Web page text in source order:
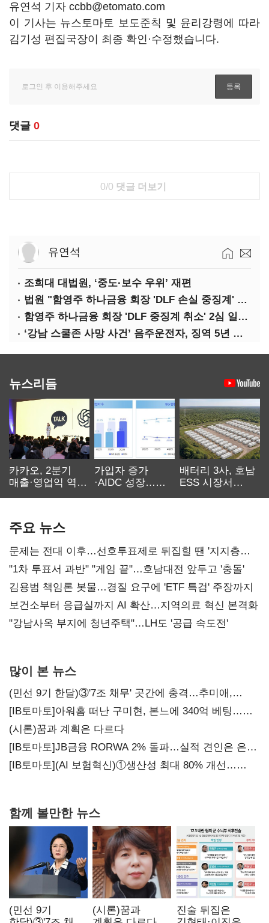
유연석 기자 ccbb@etomato.com
이 기사는 뉴스토마토 보도준칙 및 윤리강령에 따라
김기성 편집국장이 최종 확인·수정했습니다.
댓글 0
0/0 댓글 더보기
유연석
조희대 대법원, ‘중도·보수 우위’ 재편
법원 "함영주 하나금융 회장 'DLF 손실 중징계' 취소"(종합)
함영주 하나금융 회장 'DLF 중징계 취소' 2심 일부 승소(1보)
‘강남 스쿨존 사망 사건’ 음주운전자, 징역 5년 확정
뉴스리듬
카카오, 2분기
매출·영업익 역대
가입자 증가
·AIDC 성장…
배터리 3사, 호남
ESS 시장서
주요 뉴스
문제는 전대 이후…선호투표제로 뒤집힐 땐 '지지층
불복'
"1차 투표서 과반" "게임 끝"…호남대전 앞두고 '충돌'
김용범 책임론 봇물…경질 요구에 'ETF 특검' 주장까지
보건소부터 응급실까지 AI 확산…지역의료 혁신 본격화
"강남사옥 부지에 청년주택"…LH도 '공급 속도전'
많이 본 뉴스
(민선 9기 한달)③'7조 채무' 곳간에 충격…추미애,
20년만에 '비상재정' 선언 승부수
[IB토마토]아워홈 떠난 구미현, 본느에 340억 베팅…
가족 지배체제 구축
(시론)꿈과 계획은 다르다
[IB토마토]JB금융 RORWA 2% 돌파…실적 견인은 은행
아닌 캐피탈
[IB토마토](AI 보험혁신)①생산성 최대 80% 개선…
함께 볼만한 뉴스
(민선 9기
(시론)꿈과
진술 뒤집은